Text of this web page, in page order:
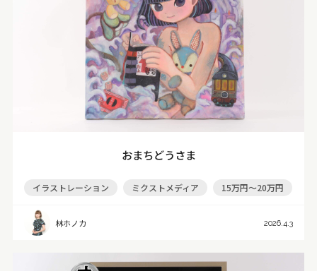
おまちどうさま
イラストレーション ミクストメディア 15万円～20万円
林ホノカ 2026.4.3